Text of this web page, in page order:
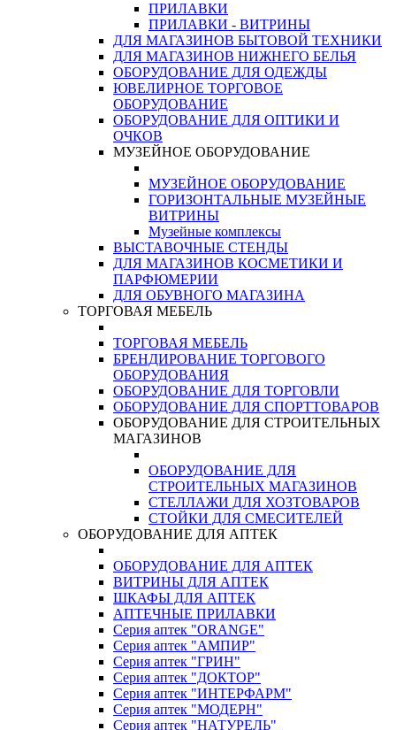
ПРИЛАВКИ
ПРИЛАВКИ - ВИТРИНЫ
ДЛЯ МАГАЗИНОВ БЫТОВОЙ ТЕХНИКИ
ДЛЯ МАГАЗИНОВ НИЖНЕГО БЕЛЬЯ
ОБОРУДОВАНИЕ ДЛЯ ОДЕЖДЫ
ЮВЕЛИРНОЕ ТОРГОВОЕ
ОБОРУДОВАНИЕ
ОБОРУДОВАНИЕ ДЛЯ ОПТИКИ И
ОЧКОВ
МУЗЕЙНОЕ ОБОРУДОВАНИЕ
МУЗЕЙНОЕ ОБОРУДОВАНИЕ
ГОРИЗОНТАЛЬНЫЕ МУЗЕЙНЫЕ
ВИТРИНЫ
Музейные комплексы
ВЫСТАВОЧНЫЕ СТЕНДЫ
ДЛЯ МАГАЗИНОВ КОСМЕТИКИ И
ПАРФЮМЕРИИ
ДЛЯ ОБУВНОГО МАГАЗИНА
ТОРГОВАЯ МЕБЕЛЬ
ТОРГОВАЯ МЕБЕЛЬ
БРЕНДИРОВАНИЕ ТОРГОВОГО
ОБОРУДОВАНИЯ
ОБОРУДОВАНИЕ ДЛЯ ТОРГОВЛИ
ОБОРУДОВАНИЕ ДЛЯ СПОРТТОВАРОВ
ОБОРУДОВАНИЕ ДЛЯ СТРОИТЕЛЬНЫХ
МАГАЗИНОВ
ОБОРУДОВАНИЕ ДЛЯ
СТРОИТЕЛЬНЫХ МАГАЗИНОВ
СТЕЛЛАЖИ ДЛЯ ХОЗТОВАРОВ
СТОЙКИ ДЛЯ СМЕСИТЕЛЕЙ
ОБОРУДОВАНИЕ ДЛЯ АПТЕК
ОБОРУДОВАНИЕ ДЛЯ АПТЕК
ВИТРИНЫ ДЛЯ АПТЕК
ШКАФЫ ДЛЯ АПТЕК
АПТЕЧНЫЕ ПРИЛАВКИ
Серия аптек "ORANGE"
Серия аптек "АМПИР"
Серия аптек "ГРИН"
Серия аптек "ДОКТОР"
Серия аптек "ИНТЕРФАРМ"
Серия аптек "МОДЕРН"
Серия аптек "НАТУРЕЛЬ"